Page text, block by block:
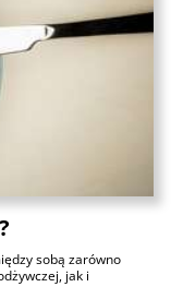
sobą zarówno
jak i